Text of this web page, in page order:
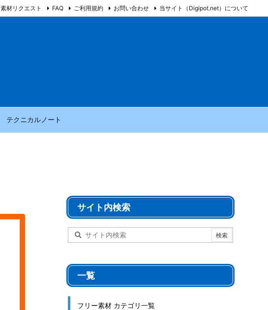
テクニカルノート
素材リクエスト FAQ ご利用規約 お問い合わせ 当サイト（Digipot.net）について
サイト内検索
一覧
フリー素材 カテゴリ一覧